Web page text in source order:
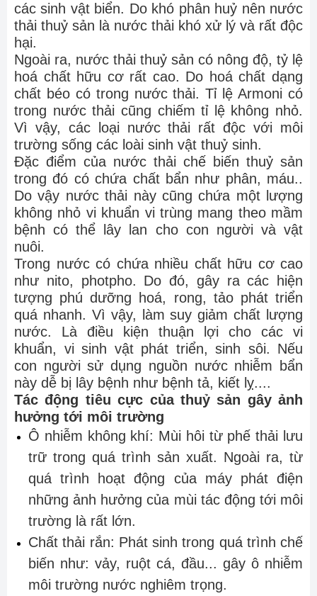
các sinh vật biển. Do khó phân huỷ nên nước
thải thuỷ sản là nước thải khó xử lý và rất độc
hại.
Ngoài ra, nước thải thuỷ sản có nông độ, tỷ lệ
hoá chất hữu cơ rất cao. Do hoá chất dạng
chất béo có trong nước thải. Tỉ lệ Armoni có
trong nước thải cũng chiếm tỉ lệ không nhỏ.
Vì vậy, các loại nước thải rất độc với môi
trường sống các loài sinh vật thuỷ sinh.
Đặc điểm của nước thải chế biến thuỷ sản
trong đó có chứa chất bẩn như phân, máu..
Do vậy nước thải này cũng chứa một lượng
không nhỏ vi khuẩn vi trùng mang theo mầm
bệnh có thể lây lan cho con người và vật
nuôi.
Trong nước có chứa nhiều chất hữu cơ cao
như nito, photpho. Do đó, gây ra các hiện
tượng phú dưỡng hoá, rong, tảo phát triển
quá nhanh. Vì vậy, làm suy giảm chất lượng
nước. Là điều kiện thuận lợi cho các vi
khuẩn, vi sinh vật phát triển, sinh sôi. Nếu
con người sử dụng nguồn nước nhiễm bẩn
này dễ bị lây bệnh như bệnh tả, kiết lỵ....
Tác động tiêu cực của thuỷ sản gây ảnh
hưởng tới môi trường
Ô nhiễm không khí: Mùi hôi từ phế thải lưu
trữ trong quá trình sản xuất. Ngoài ra, từ
quá trình hoạt động của máy phát điện
những ảnh hưởng của mùi tác động tới môi
trường là rất lớn.
Chất thải rắn: Phát sinh trong quá trình chế
biến như: vảy, ruột cá, đầu... gây ô nhiễm
môi trường nước nghiêm trọng.